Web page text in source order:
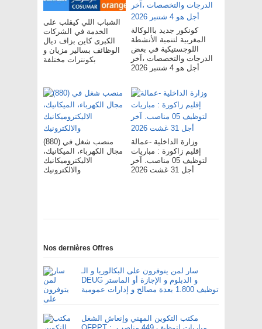
الشباب اللي كيقلب على
الخدمة في الشركات
الكبرى كاين بزاف ديال
الوظائف بسالير مزيان و
بكونترات مختلفة
كونكور جديد باالوكالة
المغربية لتنمية الأنشطة
اللوجستيكية في بعض
الدرجات والتخصصات ،آخر
أجل هو 4 شتنبر 2026
(880) منصب شغل في
مجال الكهرباء، الميكانيك،
الاليكتروميكانيك
والالكترونيك
وزارة الداخلية -عمالة
إقليم زاكورة : مباريات
لتوظيف 05 مناصب. آخر
أجل 31 غشت 2026
Nos dernières Offres
سار لمن يتوفرون على البكالوريا و الـ
DEUG و الدبلوم و الإجازة أو الماستر
توظيف 1.800 بعدة مصالح و إدارات عمومية
مكتب التكوين المهني وإنعاش الشغل